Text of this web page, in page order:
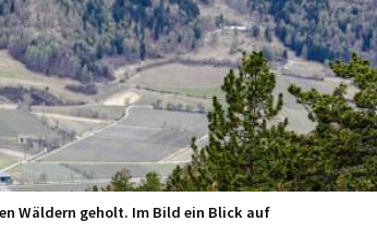
Wäldern geholt. Im Bild ein Blick auf